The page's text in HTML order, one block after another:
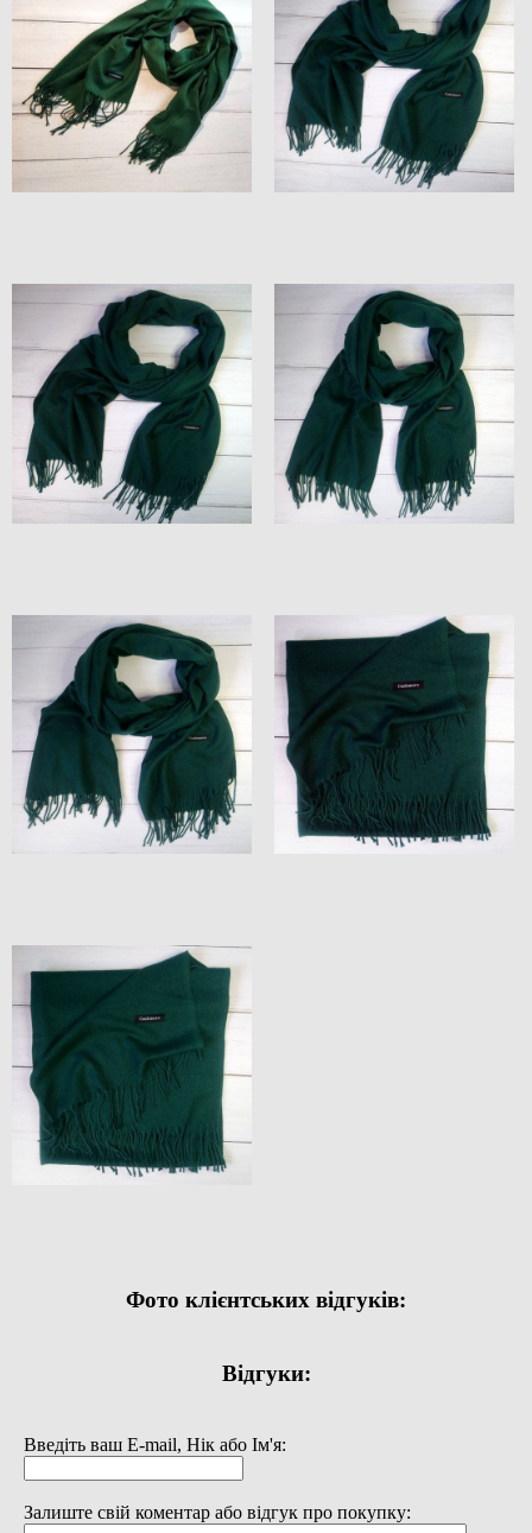
Фото клієнтських відгуків:
Відгуки:
Введіть ваш E-mail, Нік або Ім'я:
Залиште свій коментар або відгук про покупку: